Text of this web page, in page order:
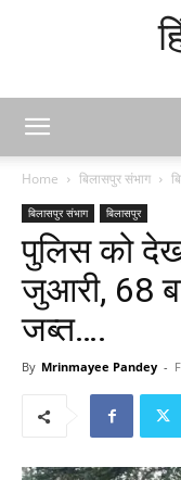
Home बिलासपुर संभाग
बिलासपुर संभाग बिलासपुर
पुलिस को
जुआरी, 68
जब्त….
By Mrinmayee Pandey -